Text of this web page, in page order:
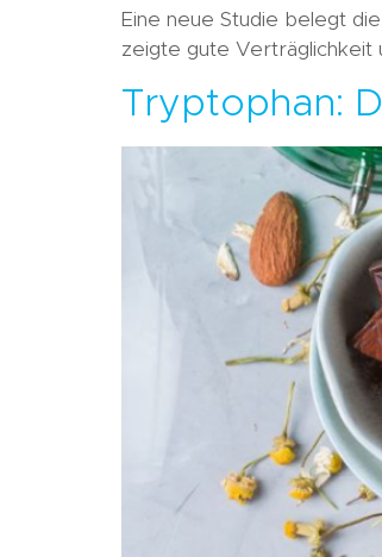
Eine neue Studie belegt
zeigte gute Verträglichkeit
Tryptophan: